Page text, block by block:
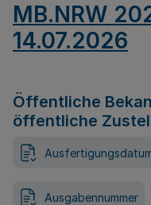
MB.NRW
14.07.2026
Öffentliche
öffentliche
Ausgabennummer